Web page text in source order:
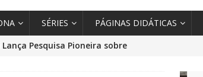
SÉRIES PÁGINAS DIDÁTICAS
Pesquisa Pioneira sobre